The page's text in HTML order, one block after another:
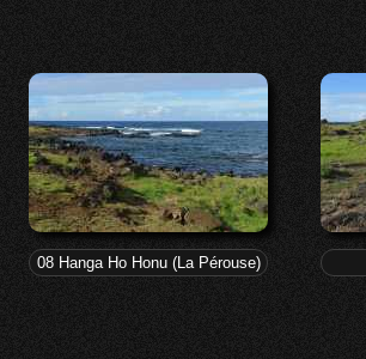
08 Hanga Ho Honu (La Pérouse)